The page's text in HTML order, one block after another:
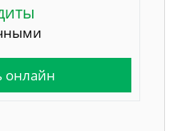
онлайн